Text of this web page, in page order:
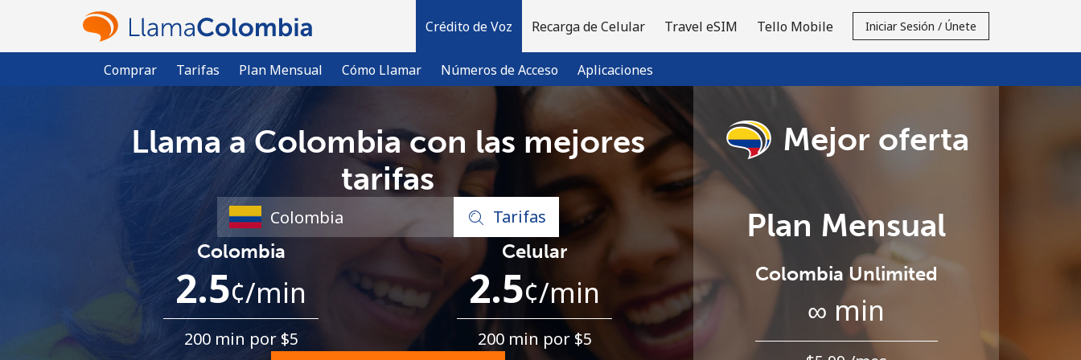
Crédito de Voz
Comprar Tarifas Plan Mensual Cómo Llamar Números de Acceso Aplicaciones
Recarga de Celular Travel eSIM Tello Mobile Iniciar Sesión / Únete
¡Bienvenido!
¿Ya tienes una cuenta? Inicia sesión →
Regístrate con
Llama a Colombia con las mejores
tarifas
Tarifas
Colombia
2.5¢/min
200 min por ⁦$5⁩
Celular
2.5¢/min
200 min por ⁦$5⁩
Mejor oferta
Plan Mensual
Colombia Unlimited
∞ min